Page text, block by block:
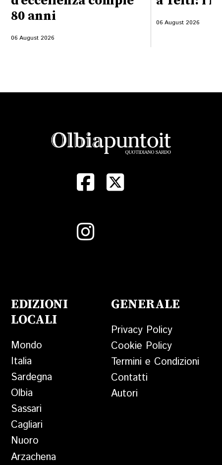
80 anni
06 August 2026
06 August 2026
EDIZIONI
LOCALI
Mondo
Italia
Sardegna
Olbia
Sassari
Cagliari
Nuoro
Arzachena
GENERALE
Privacy Policy
Cookie Policy
Termini e Condizioni
Contatti
Autori